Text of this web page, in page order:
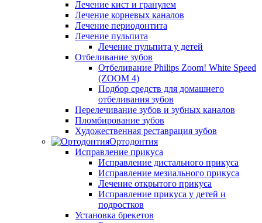
Лечение кист и гранулем
Лечение корневых каналов
Лечение периодонтита
Лечение пульпита
Лечение пульпита у детей
Отбеливание зубов
Отбеливание Philips Zoom! White Speed
(ZOOM 4)
Подбор средств для домашнего
отбеливания зубов
Перелечивание зубов и зубных каналов
Пломбирование зубов
Художественная реставрация зубов
Ортодонтия
Исправление прикуса
Исправление дистального прикуса
Исправление мезиального прикуса
Лечение открытого прикуса
Исправление прикуса у детей и
подростков
Установка брекетов